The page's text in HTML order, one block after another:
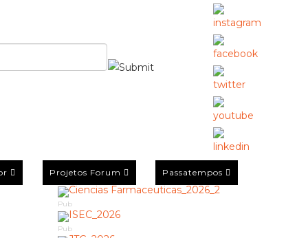
Projetos Forum Passatempos
Pub
Pub